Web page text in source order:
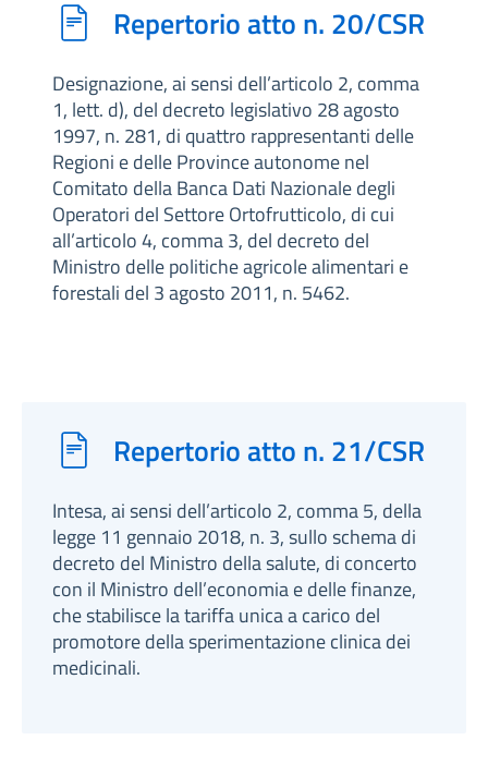
Repertorio atto n. 20/CSR
Designazione, ai sensi dell’articolo 2, comma
1, lett. d), del decreto legislativo 28 agosto
1997, n. 281, di quattro rappresentanti delle
Regioni e delle Province autonome nel
Comitato della Banca Dati Nazionale degli
Operatori del Settore Ortofrutticolo, di cui
all’articolo 4, comma 3, del decreto del
Ministro delle politiche agricole alimentari e
forestali del 3 agosto 2011, n. 5462.
Repertorio atto n. 21/CSR
Intesa, ai sensi dell’articolo 2, comma 5, della
legge 11 gennaio 2018, n. 3, sullo schema di
decreto del Ministro della salute, di concerto
con il Ministro dell’economia e delle finanze,
che stabilisce la tariffa unica a carico del
promotore della sperimentazione clinica dei
medicinali.